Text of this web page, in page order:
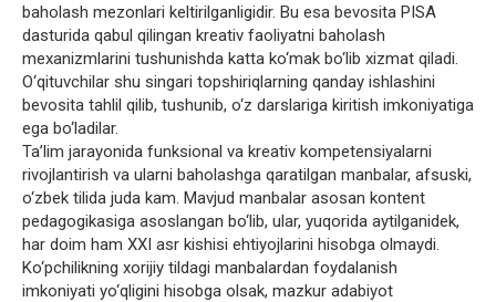
baholash mezonlari keltirilganligidir. Bu esa bevosita PISA
dasturida qabul qilingan kreativ faoliyatni baholash
mexanizmlarini tushunishda katta ko‘mak bo‘lib xizmat qiladi.
O‘qituvchilar shu singari topshiriqlarning qanday ishlashini
bevosita tahlil qilib, tushunib, o‘z darslariga kiritish imkoniyatiga
ega bo‘ladilar.
Ta’lim jarayonida funksional va kreativ kompetensiyalarni
rivojlantirish va ularni baholashga qaratilgan manbalar, afsuski,
o‘zbek tilida juda kam. Mavjud manbalar asosan kontent
pedagogikasiga asoslangan bo‘lib, ular, yuqorida aytilganidek,
har doim ham XXI asr kishisi ehtiyojlarini hisobga olmaydi.
Ko‘pchilikning xorijiy tildagi manbalardan foydalanish
imkoniyati yo‘qligini hisobga olsak, mazkur adabiyot